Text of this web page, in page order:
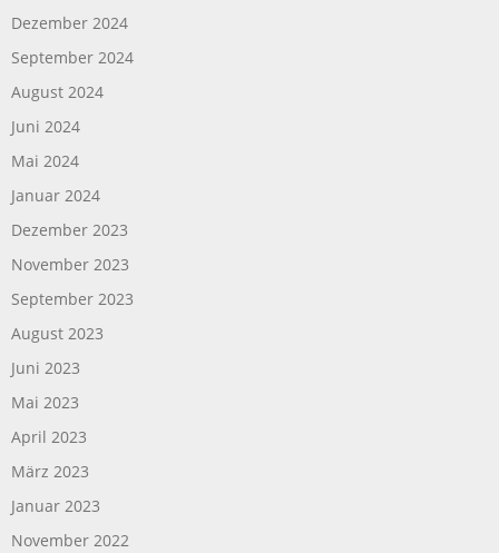
Dezember 2024
September 2024
August 2024
Juni 2024
Mai 2024
Januar 2024
Dezember 2023
November 2023
September 2023
August 2023
Juni 2023
Mai 2023
April 2023
März 2023
Januar 2023
November 2022